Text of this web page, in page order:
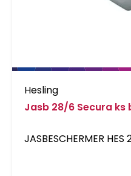
Hesling
Jasb 28/6 Secura ks
JASBESCHERMER